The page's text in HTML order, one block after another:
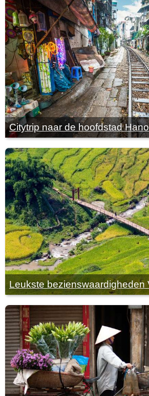
Citytrip naar de hoofdstad
Leukste bezienswaardigheden